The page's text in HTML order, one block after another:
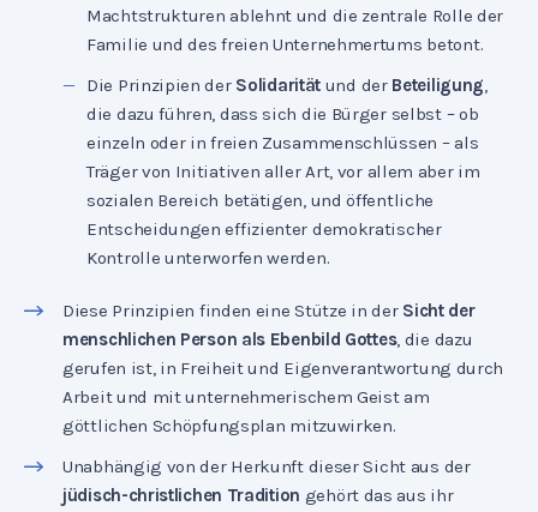
Machtstrukturen ablehnt und die zentrale Rolle der
Familie und des freien Unternehmertums betont.
Die Prinzipien der Solidarität und der Beteiligung,
die dazu führen, dass sich die Bürger selbst – ob
einzeln oder in freien Zusammenschlüssen – als
Träger von Initiativen aller Art, vor allem aber im
sozialen Bereich betätigen, und öffentliche
Entscheidungen effizienter demokratischer
Kontrolle unterworfen werden.
Diese Prinzipien finden eine Stütze in der Sicht der
menschlichen Person als Ebenbild Gottes, die dazu
gerufen ist, in Freiheit und Eigenverantwortung durch
Arbeit und mit unternehmerischem Geist am
göttlichen Schöpfungsplan mitzuwirken.
Unabhängig von der Herkunft dieser Sicht aus der
jüdisch-christlichen Tradition gehört das aus ihr